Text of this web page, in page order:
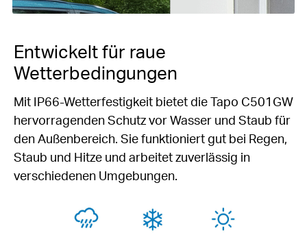
Entwickelt für raue
Wetterbedingungen
Mit IP66-Wetterfestigkeit bietet die Tapo C501GW
hervorragenden Schutz vor Wasser und Staub für
den Außenbereich. Sie funktioniert gut bei Regen,
Staub und Hitze und arbeitet zuverlässig in
verschiedenen Umgebungen.